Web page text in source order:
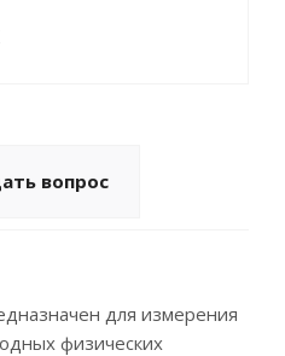
вопрос
для измерения
физических